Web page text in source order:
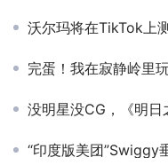
沃尔玛将在TikTok上
完蛋！我在寂静岭里
没明星没CG，《明日
“印度版美团”Swiggy垂